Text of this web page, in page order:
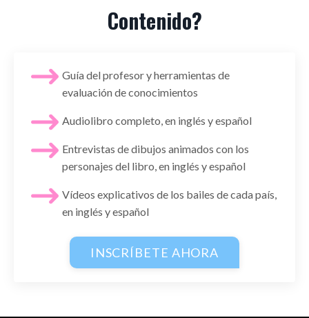
Contenido?
Guía del profesor y herramientas de
evaluación de conocimientos
Audiolibro completo, en inglés y español
Entrevistas de dibujos animados con los
personajes del libro, en inglés y español
Vídeos explicativos de los bailes de cada país,
en inglés y español
INSCRÍBETE AHORA